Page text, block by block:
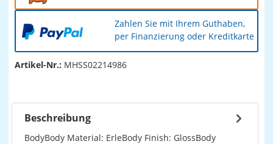
Zahlen Sie mit Ihrem Guthaben,
per Finanzierung oder Kreditkarte
Artikel-Nr.: MHSS02214986
Beschreibung
BodyBody Material: ErleBody Finish: GlossBody